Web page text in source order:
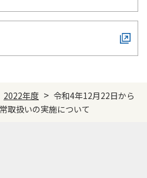
2022年度 > 令和4年12月22日から
取扱いの実施について